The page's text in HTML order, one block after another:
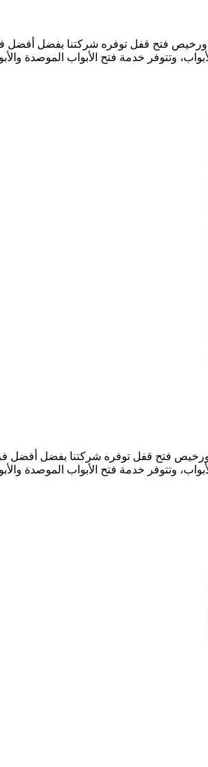
أقفال الأبواب 24 ساعة معلم فني مفاتيح شاطر ورخيص فتح
وتتوفر خدمة فتح الأبواب الموصدة
الأبواب 24 ساعة معلم فني مفاتيح شاطر ورخيص فتح
وتتوفر خدمة فتح الأبواب الموصدة